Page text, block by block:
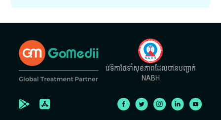
វេទិកាថែទាំសុខភាពដែលបានបញ្ជាក់
NABH